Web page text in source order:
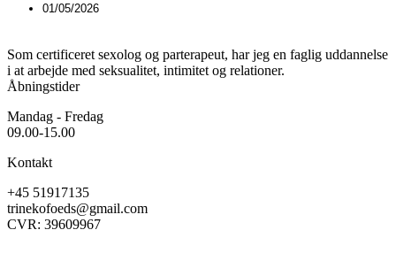
01/05/2026
Som certificeret sexolog og parterapeut, har jeg en faglig uddannelse
i at arbejde med seksualitet, intimitet og relationer.
Åbningstider
Mandag - Fredag
09.00-15.00
Kontakt
+45 51917135
trinekofoeds@gmail.com
CVR: 39609967